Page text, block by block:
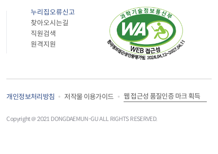
누리집오류신고
찾아오시는길
직원검색
원격지원
개인정보처리방침 저작물 이용가이드 웹 접근성 품질인증 마크 획득
Copyright＠ 2021 DONGDAEMUN-GU ALL RIGHTS RESERVED.